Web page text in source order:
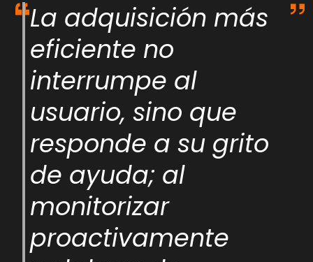
La adquisición más
eficiente no
interrumpe al
usuario, sino que
responde a su grito
de ayuda; al
monitorizar
proactivamente